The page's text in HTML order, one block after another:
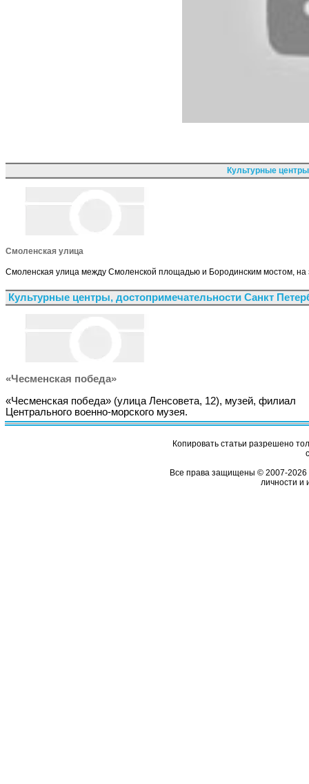
Культурные
Смоленская улица
Смоленская улица между Смоленской площадью и Бородинским мостом, на
Культурные центры, достопримечательности Санкт
«Чесменская победа»
«Чесменская победа» (улица Ленсовета, 12), музей, филиал
Центрального военно-морского музея.
Копировать статьи разрешено
Все права защищены © 2007-2026
личности и